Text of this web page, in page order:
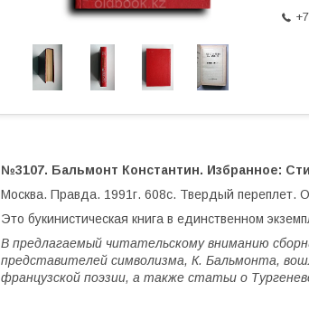
№3107. Бальмонт Константин. Избранное:
Москва. Правда. 1991г. 608с. Твердый
Это букинистическая книга в единственном
В предлагаемый читательскому вниманию
представителей символизма, К. Бальмонта,
французской поэзии, а также статьи о